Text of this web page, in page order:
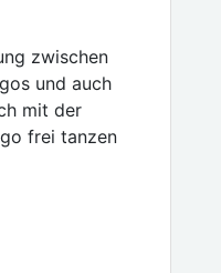
zwischen
und auch
mit der
frei tanzen